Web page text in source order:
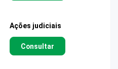
Ações judiciais
Consultar